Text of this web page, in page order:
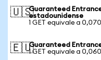
🇺🇸Guaranteed
estadounidense
1 GET equivale a
🇪🇺Guaranteed
1 GET equivale a